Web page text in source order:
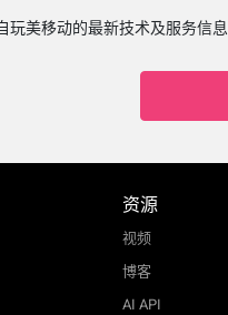
玩美移动的最新技术及服务信息
资源
视频
博客
AI API